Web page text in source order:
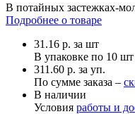
В потайных застежках-
Подробнее о товаре
31.16 р. за шт
В упаковке по 10 шт
311.60 р. за уп.
По сумме заказа –
В наличии
Условия работы и